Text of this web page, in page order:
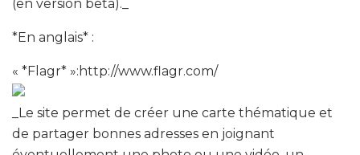
(en version bêta)._
*En anglais* :
« *Flagr* »:http://www.flagr.com/
_Le site permet de créer une carte thématique et
de partager bonnes adresses en joignant